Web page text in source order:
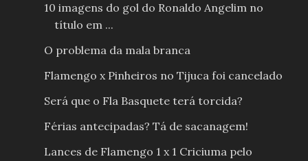
10 imagens do gol do Ronaldo Angelim no
título em ...
O problema da mala branca
Flamengo x Pinheiros no Tijuca foi cancelado
Será que o Fla Basquete terá torcida?
Férias antecipadas? Tá de sacanagem!
Lances de Flamengo 1 x 1 Criciuma pelo